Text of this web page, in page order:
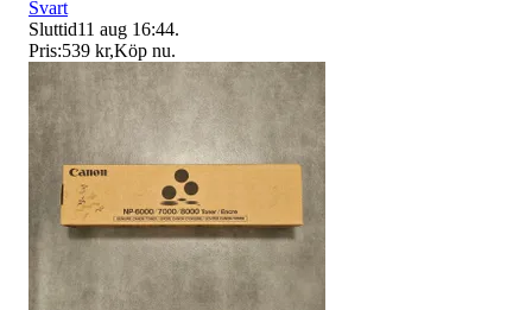
Svart
Sluttid11 aug 16:44.
Pris:539 kr,Köp nu.